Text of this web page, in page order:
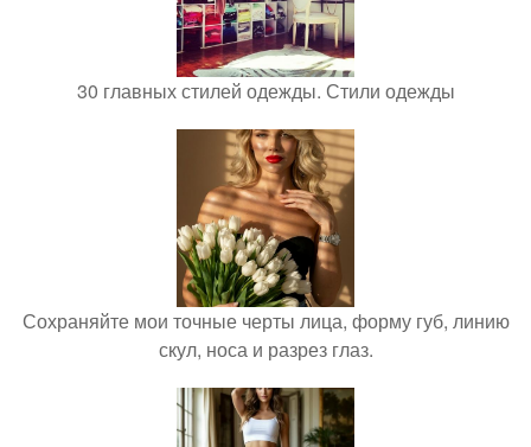
30 главных стилей одежды. Стили одежды
Сохраняйте мои точные черты лица, форму губ, линию
скул, носа и разрез глаз.